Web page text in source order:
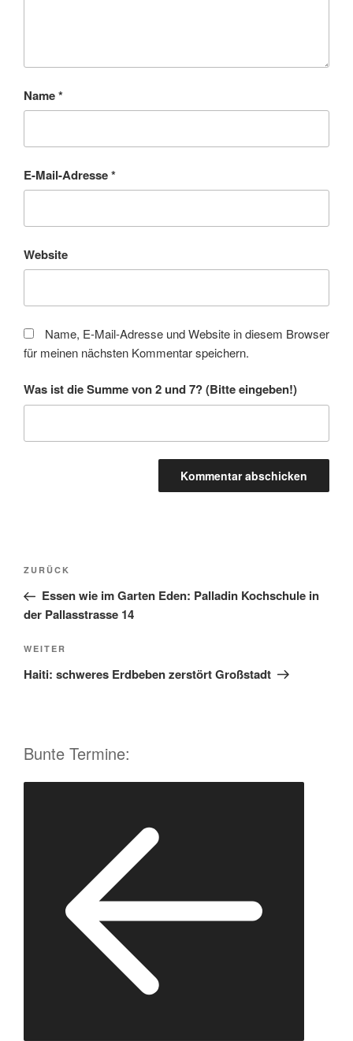
Name*
E-Mail-Adresse*
Website
Name, E-Mail-Adresse und Website in diesem Browser
für meinen nächsten Kommentar speichern.
Was ist die Summe von 2 und 7? (Bitte eingeben!)
e
r
n
t
i
Beitragsnavigation
Vorheriger
Beitrag
ZURÜCK
Essen wie im Garten Eden: Palladin Kochschule in
der Pallasstrasse 14
Nächster
Beitrag
WEITER
Haiti: schweres Erdbeben zerstört Großstadt
Bunte Termine: